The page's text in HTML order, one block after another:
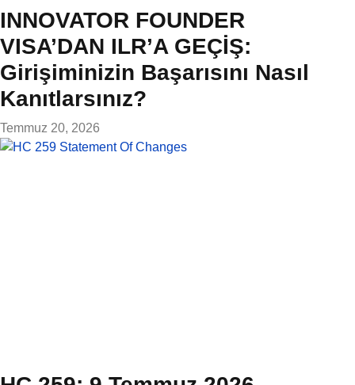
INNOVATOR FOUNDER
VISA’DAN ILR’A GEÇİŞ:
Girişiminizin Başarısını Nasıl
Kanıtlarsınız?
Temmuz 20, 2026